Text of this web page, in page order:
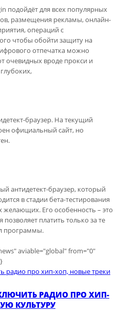
подойдёт для всех популярных
размещения рекламы, онлайн-
операций с
чтобы обойти защиту на
отпечатка можно
очевидных вроде прокси и
браузер. На текущий
официальный сайт, но
антидетект-браузер, который
в стадии бета-тестирования
желающих. Его особенность – это
платить только за те
программы.
aviable="global" from="0"
РАДИО ПРО ХИП-
КУЛЬТУРУ